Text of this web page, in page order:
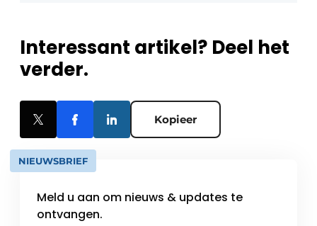
Interessant artikel? Deel het
verder.
Kopieer
NIEUWSBRIEF
Meld u aan om nieuws & updates te
ontvangen.